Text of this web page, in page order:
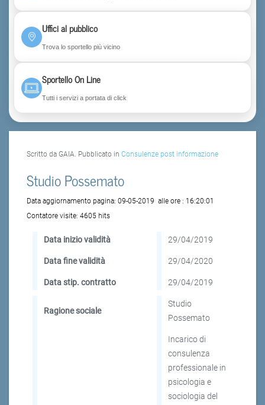
Uffici al pubblico
Trova lo sportello più vicino
Sportello On Line
Tutti i servizi a portata di click
Scritto da GAIA. Pubblicato in Consulenze post informazione
Studio Possemato
Data aggiornamento pagina: 09-05-2019 alle ore : 16:20:01
Contatore visite: 4605 hits
Data inizio validità 29/04/2019
Data fine validità 29/04/2020
Data stip. contratto 29/04/2019
Ragione sociale
Studio
Possemato
Incarico di
consulenza
professionale in
psicologia e
sociologia del